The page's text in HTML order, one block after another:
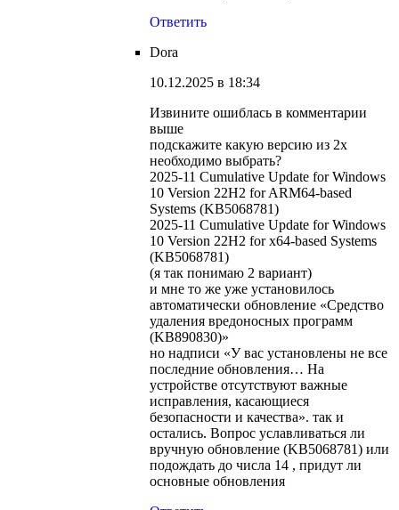
Ответить
Dora
10.12.2025 в 18:34
Извините ошиблась в комментарии
выше
подскажите какую версию из 2х
необходимо выбрать?
2025-11 Cumulative Update for Windows
10 Version 22H2 for ARM64-based
Systems (KB5068781)
2025-11 Cumulative Update for Windows
10 Version 22H2 for x64-based Systems
(KB5068781)
(я так понимаю 2 вариант)
и мне то же уже установилось
автоматически обновление «Средство
удаления вредоносных программ
(KB890830)»
но надписи «У вас установлены не все
последние обновления… На
устройстве отсутствуют важные
исправления, касающиеся
безопасности и качества». так и
остались. Вопрос уславливаться ли
вручную обновление (KB5068781) или
подождать до числа 14 , придут ли
основные обновления